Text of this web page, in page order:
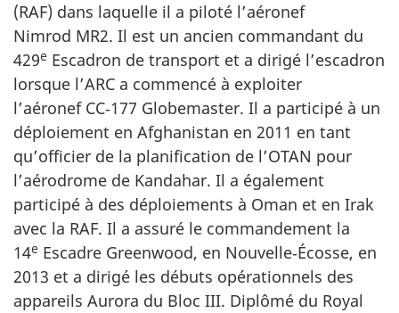
(RAF) dans laquelle il a piloté l’aéronef
Nimrod MR2. Il est un ancien commandant du
429e Escadron de transport et a dirigé l’escadron
lorsque l’ARC a commencé à exploiter
l’aéronef CC‑177 Globemaster. Il a participé à un
déploiement en Afghanistan en 2011 en tant
qu’officier de la planification de l’OTAN pour
l’aérodrome de Kandahar. Il a également
participé à des déploiements à Oman et en Irak
avec la RAF. Il a assuré le commandement la
14e Escadre Greenwood, en Nouvelle‑Écosse, en
2013 et a dirigé les débuts opérationnels des
appareils Aurora du Bloc III. Diplômé du Royal